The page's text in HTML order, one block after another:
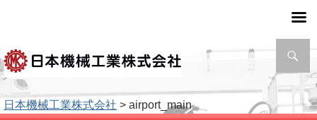
索
日本機械工業株式会社 > airport_main